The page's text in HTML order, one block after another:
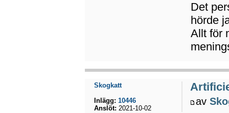
Det
hörde
Allt för
av
Skogkatt
Inlägg: 10446
Anslöt: 2021-10-02